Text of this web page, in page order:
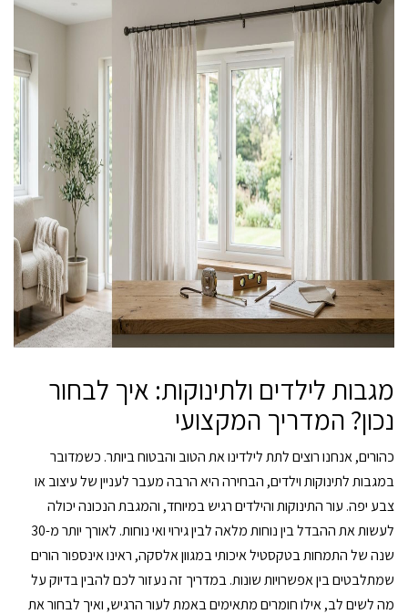
מגבות לילדים ולתינוקות: איך לבחור
נכון? המדריך המקצועי
כהורים, אנחנו רוצים לתת לילדינו את הטוב והבטוח ביותר. כשמדובר
במגבות לתינוקות וילדים, הבחירה היא הרבה מעבר לעניין של עיצוב או
צבע יפה. עור התינוקות והילדים רגיש במיוחד, והמגבת הנכונה יכולה
לעשות את ההבדל בין נוחות מלאה לבין גירוי ואי נוחות. לאורך יותר מ-30
שנה של התמחות בטקסטיל איכותי במגוון אלסקה, ראינו אינספור הורים
שמתלבטים בין אפשרויות שונות. במדריך זה נעזור לכם להבין בדיוק על
מה לשים לב, אילו חומרים מתאימים באמת לעור הרגיש, ואיך לבחור את